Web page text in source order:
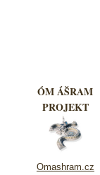
ÓM ÁŠRAM
PROJEKT
Omashram.cz